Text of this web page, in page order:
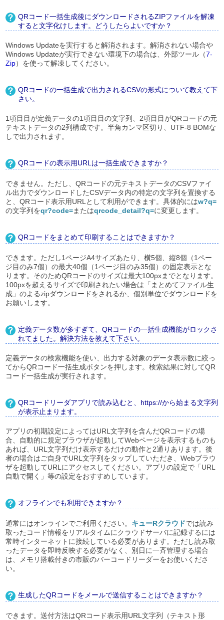
QRコード一括生成後にダウンロードされるZIPファイルを解凍
すると文字化けします。どうしたらよいですか？
Windows Updateを実行すると解消されます。解消されない場合や
Windows Updateが実行できない環境下の場合は、外部ツール（7-
Zip）を使って解凍してください。
QRコードの一括生成で出力されるCSVの形式について教えて下
さい。
1項目目が定義データの1項目目の文字列、2項目目がQRコードの元
テキストデータの2列構成です。半角カンマ区切り、UTF-8 BOMな
しで出力されます。
QRコードの表示用URLは一括生成できますか？
できません。ただし、QRコードの元テキストデータのCSVファイ
ル出力でダウンロードしたCSVデータ内の特定の文字列を置換する
と、QRコード表示用URLとして利用ができます。具体的にはw?q=
の文字列をqr?code=またはqrcode_detail?q=に変更します。
QRコードをまとめて印刷することはできますか？
できます。ただし1ページA4サイズあたり、横5個、縦8個（1ペー
ジ目のみ7個）の最大40個（1ページ目のみ35個）の固定表示とな
ります。そのためQRコードのサイズは最大100pxまでとなります。
100pxを超えるサイズで印刷されたい場合は「まとめてファイル生
成」のよるzipダウンロードをされるか、個別単位でダウンロードを
お願いします。
定義データ数が多すぎて、QRコードの一括生成機能がロックさ
れてました。解決方法を教えて下さい。
定義データの検索機能を使い、出力する対象のデータ表示数に絞っ
てからQRコード一括生成ボタンを押します。検索結果に対してQR
コード一括生成が実行されます。
QRコードリーダアプリで読み込むと、https://から始まる文字列
が表示止まります。
アプリの初期設定によってはURL文字列を含んだQRコードの場
合、自動的に規定ブラウザが起動してWebページを表示するものも
あれば、URL文字列だけ表示するだけの動作と2通りあります。後
者の場合はご自身でURL文字列をタップしていただき、Webブラウ
ザを起動してURLにアクセスしてください。アプリの設定で「URL
自動で開く」等の設定をおすすめしています。
オフラインでも利用できますか？
通常にはオンラインでご利用ください。 キューRクラウドでは読み
取ったコード情報をリアルタイムにクラウドサーバに記録するには
常時インターネットに接続している必要があります。ただし読み取
ったデータを即時反映する必要がなく、別日に一斉管理する場合
は、メモリ搭載付きの市販のバーコードリーダーをお使いくださ
い。
生成したQRコードをメールで送信することはできますか？
できます。送付方法はQRコード表示用URL文字列（テキスト形